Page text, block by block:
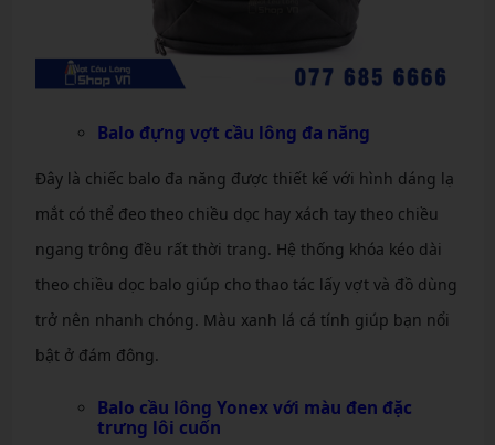
Balo đựng vợt cầu lông đa năng
Đây là chiếc balo đa năng được thiết kế với hình dáng lạ
mắt có thể đeo theo chiều dọc hay xách tay theo chiều
ngang trông đều rất thời trang. Hệ thống khóa kéo dài
theo chiều dọc balo giúp cho thao tác lấy vợt và đồ dùng
trở nên nhanh chóng. Màu xanh lá cá tính giúp bạn nổi
bật ở đám đông.
Balo cầu lông Yonex với màu đen đặc
trưng lôi cuốn